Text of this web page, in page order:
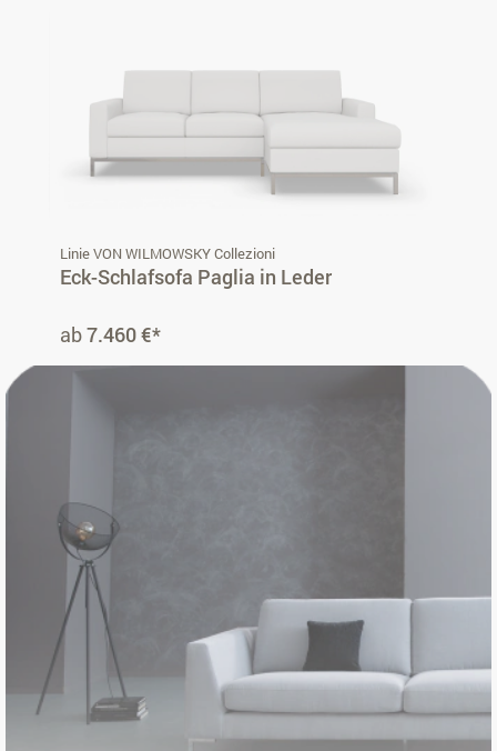
Linie VON WILMOWSKY Collezioni
Eck-Schlafsofa Paglia in Leder
ab7.460 €*